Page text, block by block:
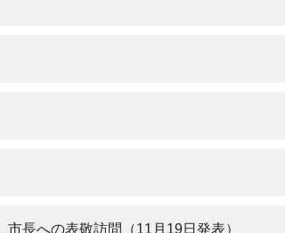
長への表敬訪問（11月19日発表）